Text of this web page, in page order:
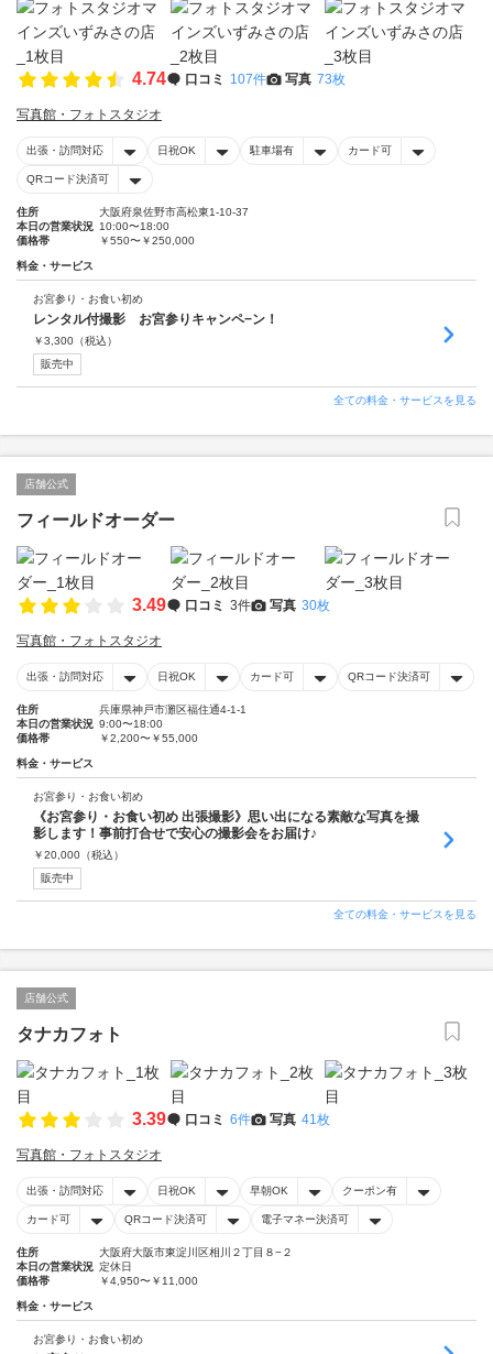
4.74 口コミ 107件 写真 73枚
写真館・フォトスタジオ
出張・訪問対応 日祝OK 駐車場有 カード可
QRコード決済可
住所
大阪府泉佐野市高松東1-10-37
本日の営業状況 10:00〜18:00
価格帯
￥550〜￥250,000
料金・サービス
お宮参り・お食い初め
レンタル付撮影 お宮参りキャンペ−ン！
￥3,300 （税込）
販売中
全ての料金・サービスを見る
店舗公式
フィールドオーダー
3.49 口コミ 3件 写真 30枚
写真館・フォトスタジオ
出張・訪問対応 日祝OK カード可 QRコード決済可
住所
兵庫県神戸市灘区福住通4-1-1
本日の営業状況 9:00〜18:00
価格帯
￥2,200〜￥55,000
料金・サービス
お宮参り・お食い初め
《お宮参り・お食い初め 出張撮影》思い出になる素敵な写真を撮
影します！事前打合せで安心の撮影会をお届け♪
￥20,000 （税込）
販売中
全ての料金・サービスを見る
店舗公式
タナカフォト
3.39 口コミ 6件 写真 41枚
写真館・フォトスタジオ
出張・訪問対応 日祝OK 早朝OK クーポン有
カード可 QRコード決済可 電子マネー決済可
住所
大阪府大阪市東淀川区相川２丁目８−２
本日の営業状況 定休日
価格帯
￥4,950〜￥11,000
料金・サービス
お宮参り・お食い初め